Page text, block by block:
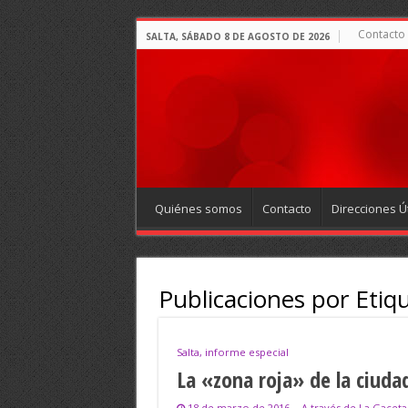
SALTA, SÁBADO 8 DE AGOSTO DE 2026 Contacto
Quiénes somos Contacto Direcciones
Publicaciones por
Salta, informe especial
La «zona roja» de la